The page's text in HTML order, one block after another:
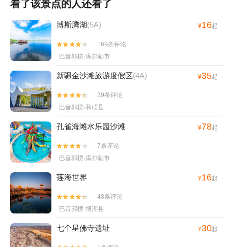
看了该景点的人还看了
博斯腾湖(5A) ¥16起


169条评论
巴音郭楞·库尔勒市
新疆金沙滩旅游度假区(4A) ¥35起


39条评论
巴音郭楞·和硕县
孔雀海滩水乐园沙滩 ¥78起


7条评论
巴音郭楞·库尔勒市
莲海世界 ¥16起


48条评论
巴音郭楞·博湖县
七个星佛寺遗址 ¥30起